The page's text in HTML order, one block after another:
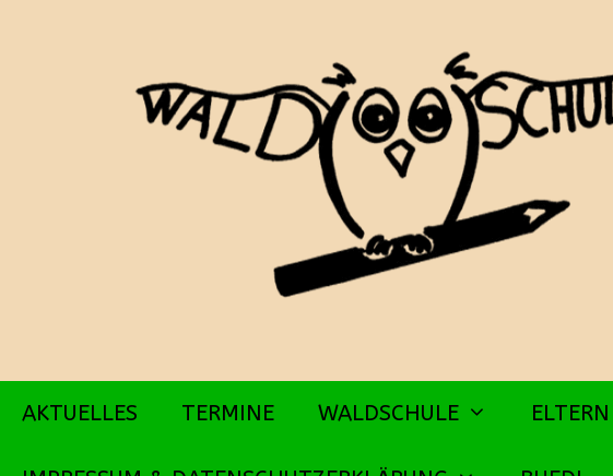
AKTUELLES TERMINE WALDSCHULE ELTERN